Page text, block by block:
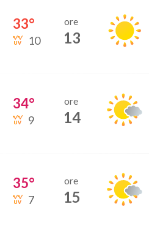
33°
10
ore
13
34°
9
ore
14
35°
7
ore
15